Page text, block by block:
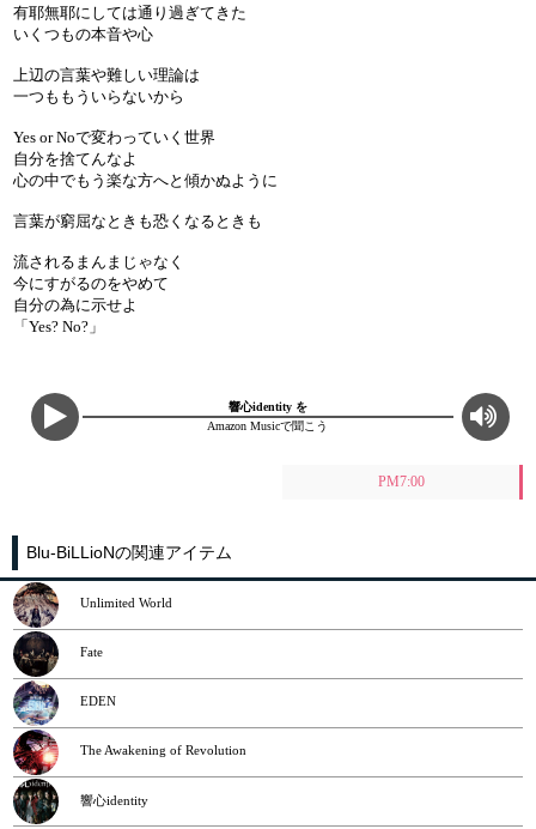
有耶無耶にしては通り過ぎてきた
いくつもの本音や心
上辺の言葉や難しい理論は
一つももういらないから
Yes or Noで変わっていく世界
自分を捨てんなよ
心の中でもう楽な方へと傾かぬように
言葉が窮屈なときも恐くなるときも
流されるまんまじゃなく
今にすがるのをやめて
自分の為に示せよ
「Yes? No?」
響心identity を
Amazon Musicで聞こう
PM7:00
Blu-BiLLioNの関連アイテム
Unlimited World
Fate
EDEN
The Awakening of Revolution
響心identity